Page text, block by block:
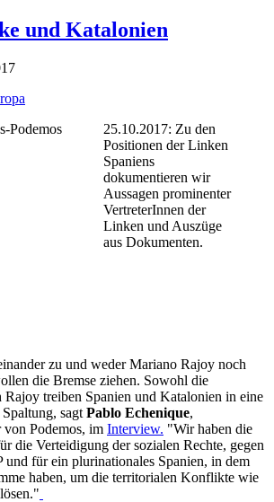
und Katalonien
25.10.2017: Zu den
Positionen der Linken
Spaniens
dokumentieren wir
Aussagen prominenter
VertreterInnen der
Linken und Auszüge
aus Dokumenten.
zu und weder Mariano Rajoy noch
die Bremse ziehen. Sowohl die
Rajoy treiben Spanien und Katalonien in eine
sagt Pablo Echenique,
von Podemos, im Interview. "Wir haben die
die Verteidigung der sozialen Rechte, gegen
und für ein plurinationales Spanien, in dem
haben, um die territorialen Konflikte wie